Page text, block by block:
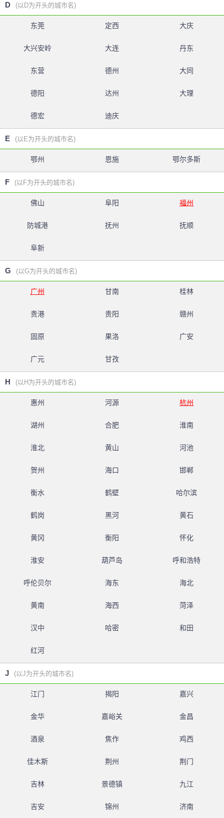
D (以D为开头的城市名)
东莞 定西 大庆
大兴安岭 大连 丹东
东营 德州 大同
德阳 达州 大理
德宏 迪庆
E (以E为开头的城市名)
鄂州 恩施 鄂尔多斯
F (以F为开头的城市名)
佛山 阜阳 福州
防城港 抚州 抚顺
阜新
G (以G为开头的城市名)
广州 甘南 桂林
贵港 贵阳 赣州
固原 果洛 广安
广元 甘孜
H (以H为开头的城市名)
惠州 河源 杭州
湖州 合肥 淮南
淮北 黄山 河池
贺州 海口 邯郸
衡水 鹤壁 哈尔滨
鹤岗 黑河 黄石
黄冈 衡阳 怀化
淮安 葫芦岛 呼和浩特
呼伦贝尔 海东 海北
黄南 海西 菏泽
汉中 哈密 和田
红河
J (以J为开头的城市名)
江门 揭阳 嘉兴
金华 嘉峪关 金昌
酒泉 焦作 鸡西
佳木斯 荆州 荆门
吉林 景德镇 九江
吉安 锦州 济南